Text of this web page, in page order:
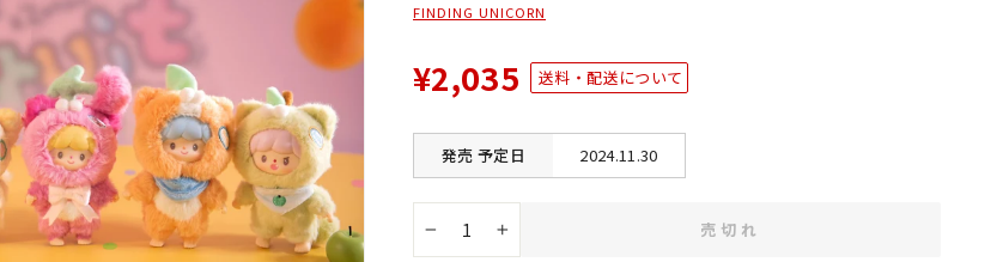
FINDING UNICORN
¥2,035 送料・配送について
発売 予定日 2024.11.30
+
売切れ